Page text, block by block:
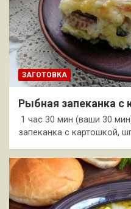
ЗАГОТОВКА
Рыбная запеканка
1 час 30 мин (ваши 30
запеканка с картошкой,